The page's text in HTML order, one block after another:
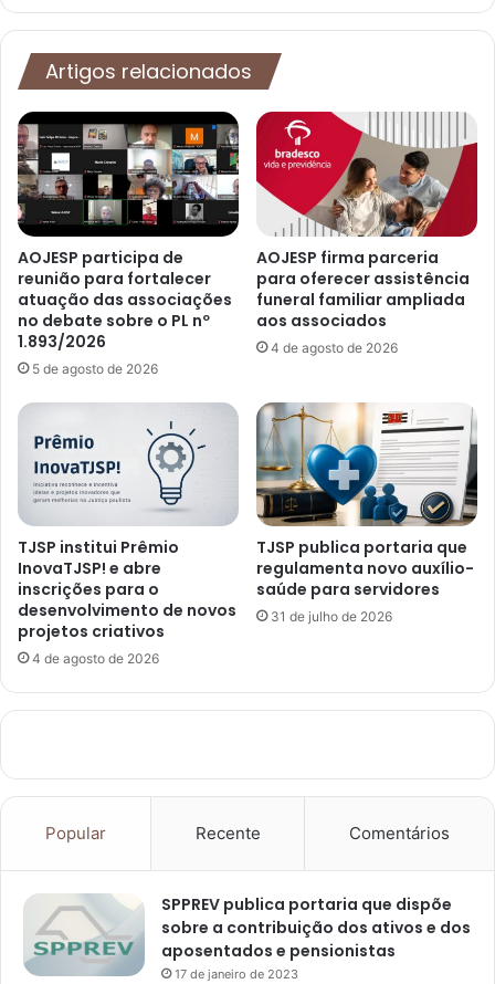
Artigos relacionados
AOJESP participa de
reunião para fortalecer
atuação das associações
no debate sobre o PL nº
1.893/2026
5 de agosto de 2026
AOJESP firma parceria
para oferecer assistência
funeral familiar ampliada
aos associados
4 de agosto de 2026
TJSP institui Prêmio
InovaTJSP! e abre
inscrições para o
desenvolvimento de novos
projetos criativos
4 de agosto de 2026
TJSP publica portaria que
regulamenta novo auxílio-
saúde para servidores
31 de julho de 2026
Popular Recente Comentários
SPPREV publica portaria que dispõe
sobre a contribuição dos ativos e dos
aposentados e pensionistas
17 de janeiro de 2023